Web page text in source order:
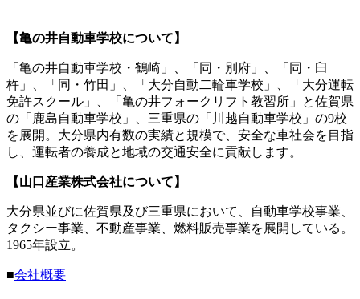
【亀の井自動車学校について】
「亀の井自動車学校・鶴崎」、「同・別府」、「同・臼
杵」、「同・竹田」、「大分自動二輪車学校」、「大分運転
免許スクール」、「亀の井フォークリフト教習所」と佐賀県
の「鹿島自動車学校」、三重県の「川越自動車学校」の9校
を展開。大分県内有数の実績と規模で、安全な車社会を目指
し、運転者の養成と地域の交通安全に貢献します。
【山口産業株式会社について】
大分県並びに佐賀県及び三重県において、自動車学校事業、
タクシー事業、不動産事業、燃料販売事業を展開している。
1965年設立。
■会社概要